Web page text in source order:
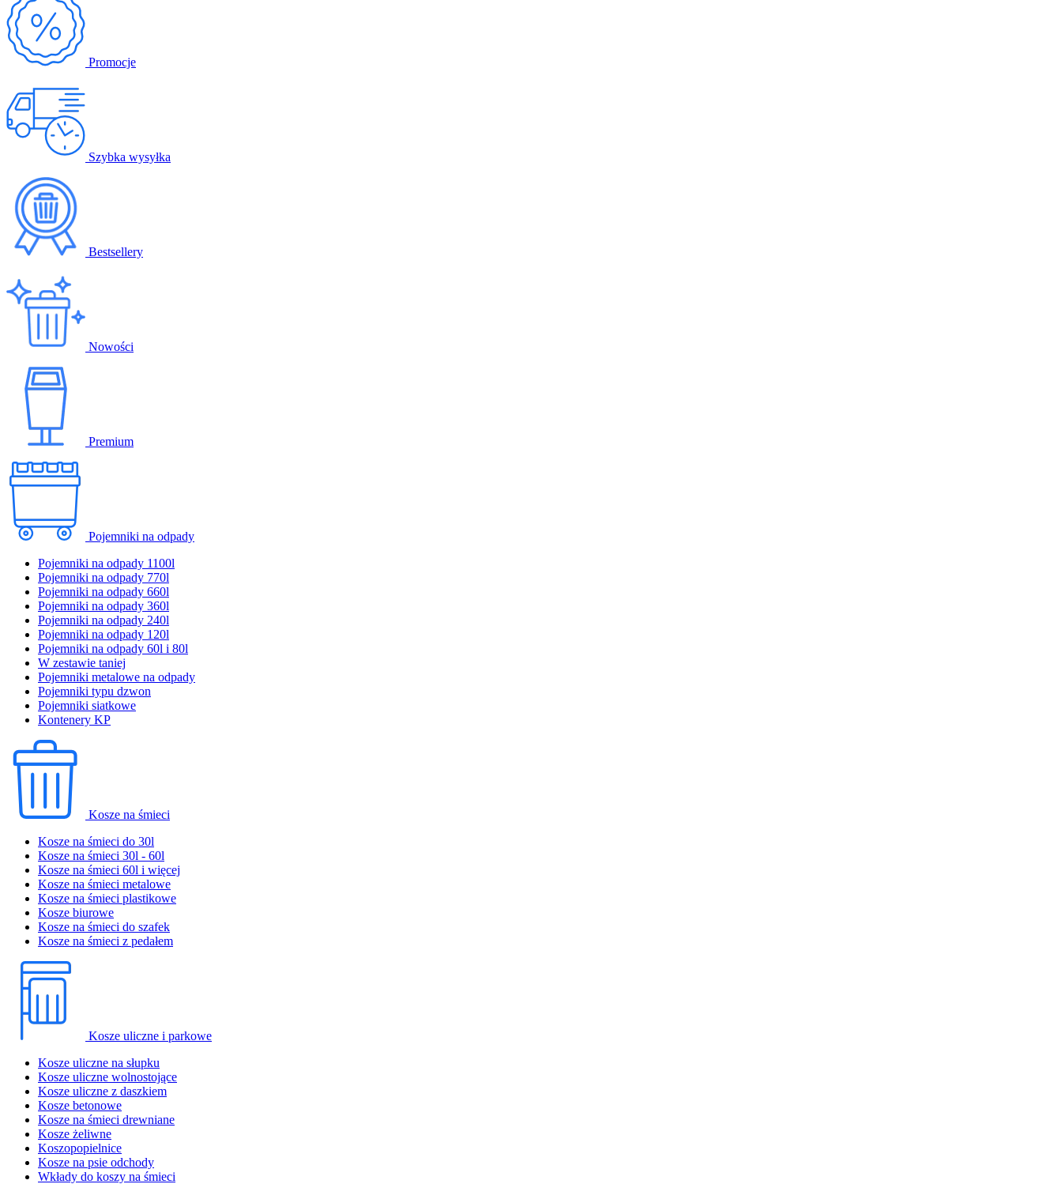
Promocje
Szybka wysyłka
Bestsellery
Nowości
Premium
Pojemniki na odpady
Pojemniki na odpady 1100l
Pojemniki na odpady 770l
Pojemniki na odpady 660l
Pojemniki na odpady 360l
Pojemniki na odpady 240l
Pojemniki na odpady 120l
Pojemniki na odpady 60l i 80l
W zestawie taniej
Pojemniki metalowe na odpady
Pojemniki typu dzwon
Pojemniki siatkowe
Kontenery KP
Kosze na śmieci
Kosze na śmieci do 30l
Kosze na śmieci 30l - 60l
Kosze na śmieci 60l i więcej
Kosze na śmieci metalowe
Kosze na śmieci plastikowe
Kosze biurowe
Kosze na śmieci do szafek
Kosze na śmieci z pedałem
Kosze uliczne i parkowe
Kosze uliczne na słupku
Kosze uliczne wolnostojące
Kosze uliczne z daszkiem
Kosze betonowe
Kosze na śmieci drewniane
Kosze żeliwne
Koszopopielnice
Kosze na psie odchody
Wkłady do koszy na śmieci